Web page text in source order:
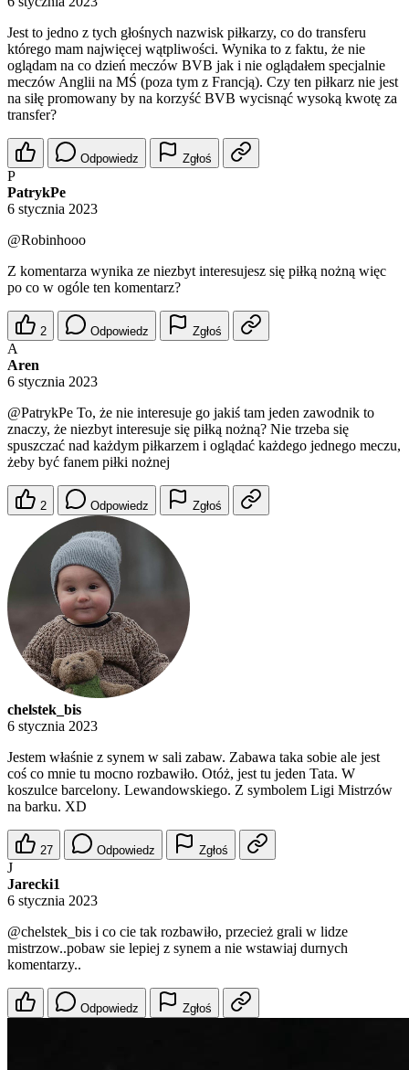
Jest to jedno z tych głośnych nazwisk piłkarzy, co do transferu
którego mam najwięcej wątpliwości. Wynika to z faktu, że nie
oglądam na co dzień meczów BVB jak i nie oglądałem specjalnie
meczów Anglii na MŚ (poza tym z Francją). Czy ten piłkarz nie jest
na siłę promowany by na korzyść BVB wycisnąć wysoką kwotę za
transfer?
Odpowiedz Zgłoś
P
PatrykPe
6 stycznia 2023
@Robinhooo
Z komentarza wynika ze niezbyt interesujesz się piłką nożną więc
po co w ogóle ten komentarz?
2 Odpowiedz Zgłoś
A
Aren
6 stycznia 2023
@PatrykPe To, że nie interesuje go jakiś tam jeden zawodnik to
znaczy, że niezbyt interesuje się piłką nożną? Nie trzeba się
spuszczać nad każdym piłkarzem i oglądać każdego jednego meczu,
żeby być fanem piłki nożnej
2 Odpowiedz Zgłoś
chelstek_bis
6 stycznia 2023
Jestem właśnie z synem w sali zabaw. Zabawa taka sobie ale jest
coś co mnie tu mocno rozbawiło. Otóż, jest tu jeden Tata. W
koszulce barcelony. Lewandowskiego. Z symbolem Ligi Mistrzów
na barku. XD
27 Odpowiedz Zgłoś
J
Jarecki1
6 stycznia 2023
@chelstek_bis i co cie tak rozbawiło, przecież grali w lidze
mistrzow..pobaw sie lepiej z synem a nie wstawiaj durnych
komentarzy..
Odpowiedz Zgłoś